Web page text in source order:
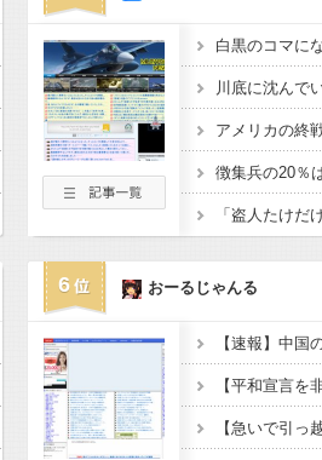
6 おーるじゃんる